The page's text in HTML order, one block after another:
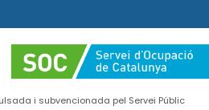
i subvencionada pel Servei Públic